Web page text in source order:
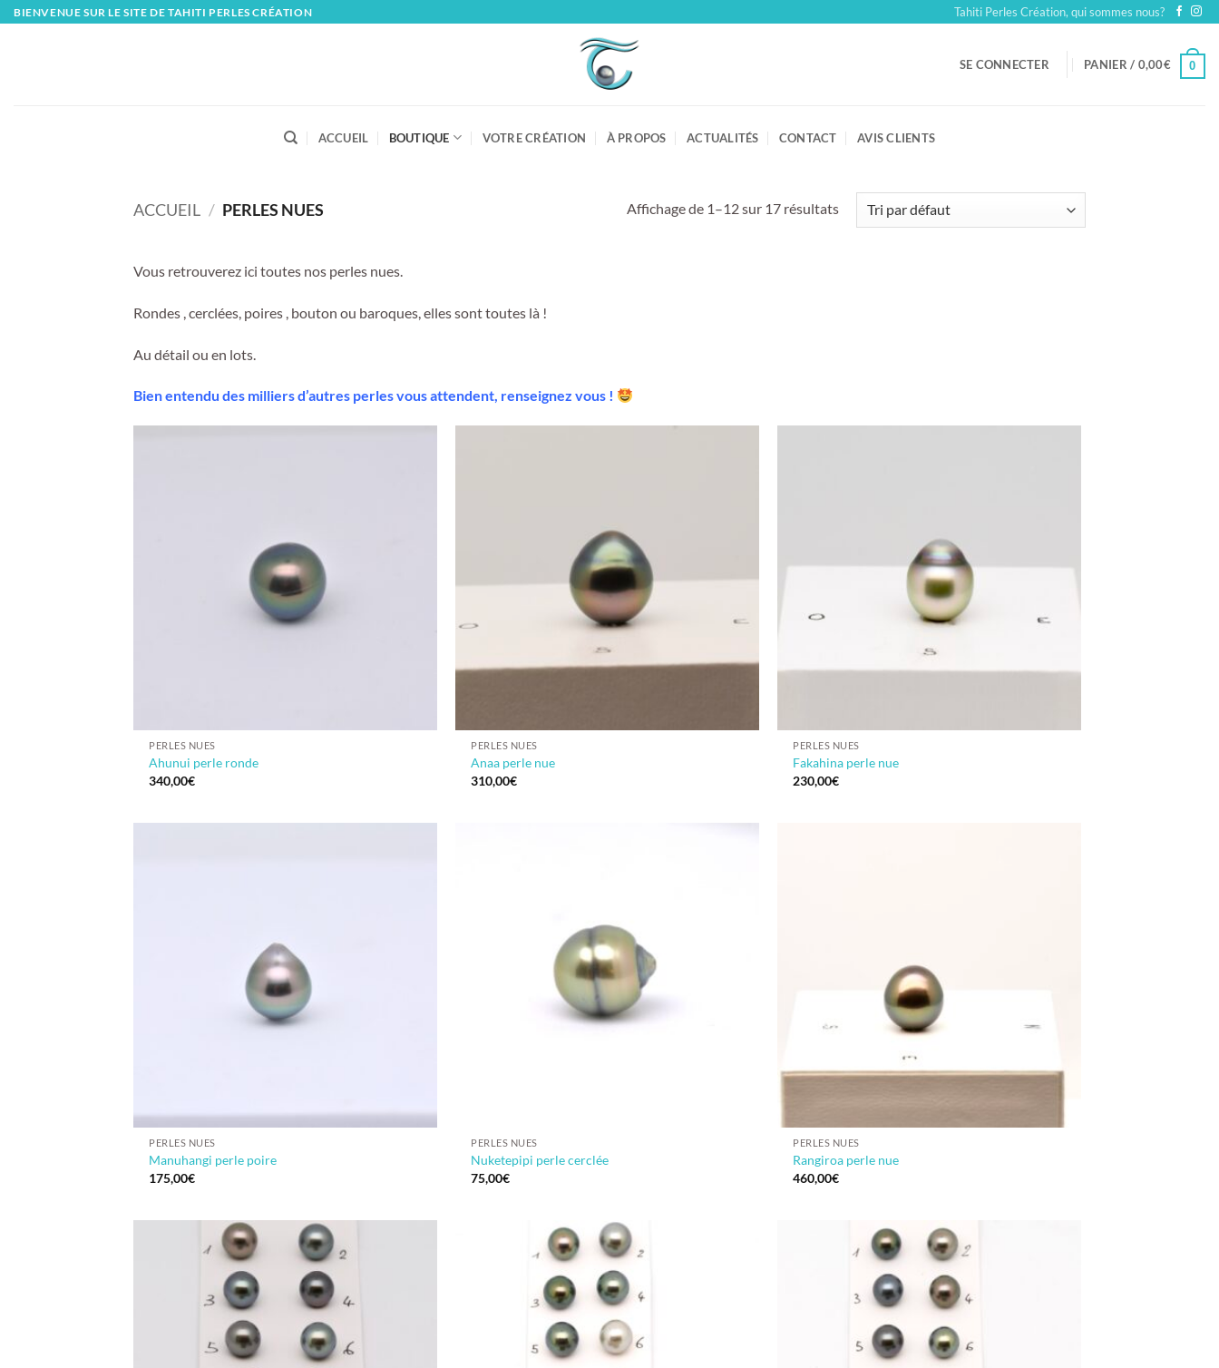
SkipBIENVENUE SUR LE SITE DE TAHITI PERLES CRÉATION Tahiti Perles Création, qui sommes nous?
SE CONNECTER PANIER / 0,00€ 0
ACCUEIL BOUTIQUE VOTRE CRÉATION À PROPOS ACTUALITÉS CONTACT AVIS CLIENTS
ACCUEIL / PERLES NUES Affichage de 1–12 sur 17 résultats
Vous retrouverez ici toutes nos perles nues.
Rondes , cerclées, poires , bouton ou baroques, elles sont toutes là !
Au détail ou en lots.
Bien entendu des milliers d’autres perles vous attendent, renseignez vous !
PERLES NUES
Ahunui perle ronde
340,00€
PERLES NUES
Anaa perle nue
310,00€
PERLES NUES
Fakahina perle nue
230,00€
PERLES NUES
Manuhangi perle poire
175,00€
PERLES NUES
Nuketepipi perle cerclée
75,00€
PERLES NUES
Rangiroa perle nue
460,00€